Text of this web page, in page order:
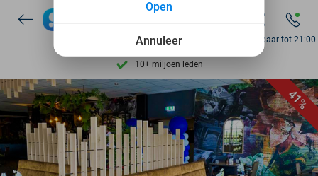
Ontdek 15.000+ deals
7 dagen per week beschikbaar
10+ miljoen leden
9,4 op basis van206.265 reviews
Ontdek 15.000+ deals
7 dagen per week beschikbaar
10+ miljoen leden
Bereikbaar tot 21:00
41%
Annuleer
Open